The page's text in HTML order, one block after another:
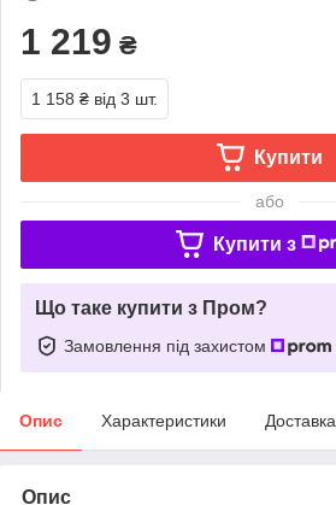
1 219 ₴
1 158 ₴ від 3 шт.
Купити
або
Купити з
Що таке купити з Пром?
Замовлення під захистом
Опис Характеристики Доставка
Опис